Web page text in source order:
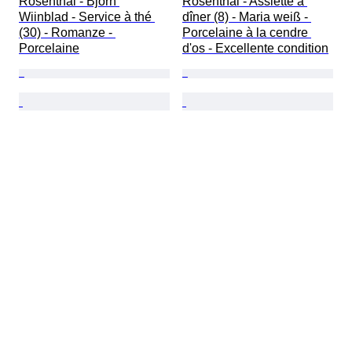
Wiinblad - Service à thé
(30) - Romanze -
Porcelaine
dîner (8) - Maria weiß -
Porcelaine à la cendre
d'os - Excellente condition